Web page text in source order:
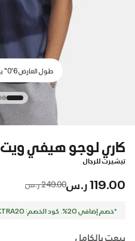
طول العارض 6'0" يرتدي مقاس كبير
كاري لوجو هيفي ويت
تيشيرت للرجال
119.00 ر.س Price reduced from
249.00 ر.س to
*خصم إضافي 20%. كود الخصم: EXTRA20
بيعت بالكامل